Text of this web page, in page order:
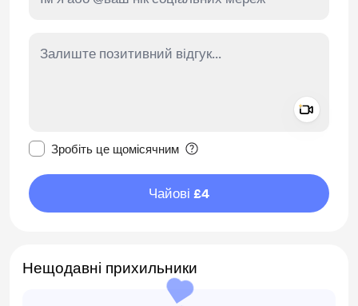
Зробіть це щомісячним
Чайові £4
Нещодавні прихильники